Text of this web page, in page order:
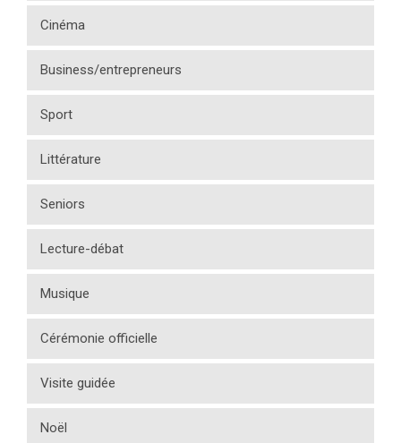
Cinéma
Business/entrepreneurs
Sport
Littérature
Seniors
Lecture-débat
Musique
Cérémonie officielle
Visite guidée
Noël